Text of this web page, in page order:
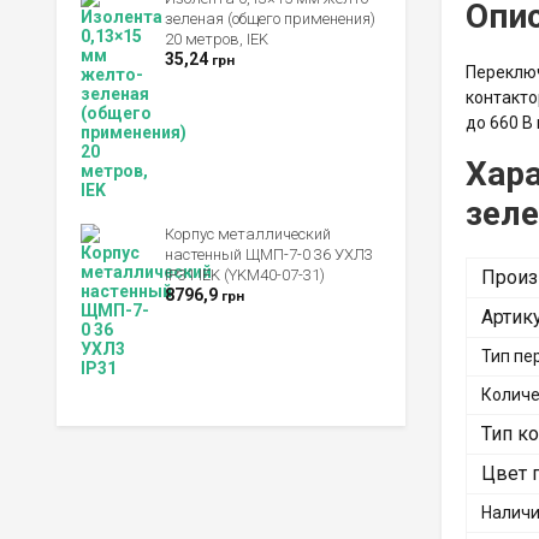
до 660 В
Тип
Тип
Цвет
зеленая (общего применения)
20 метров, IEK
35,24 грн
Корпус металлический
настенный ЩМП-7-0 36 УХЛ3
IP31 IEK (YKM40-07-31)
8796,9 грн